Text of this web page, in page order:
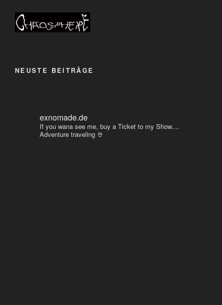
NEUSTE BEITRÄGE
exnomade.de
If you wana see me, buy a Ticket to my Show....
Adventure traveling 🤘